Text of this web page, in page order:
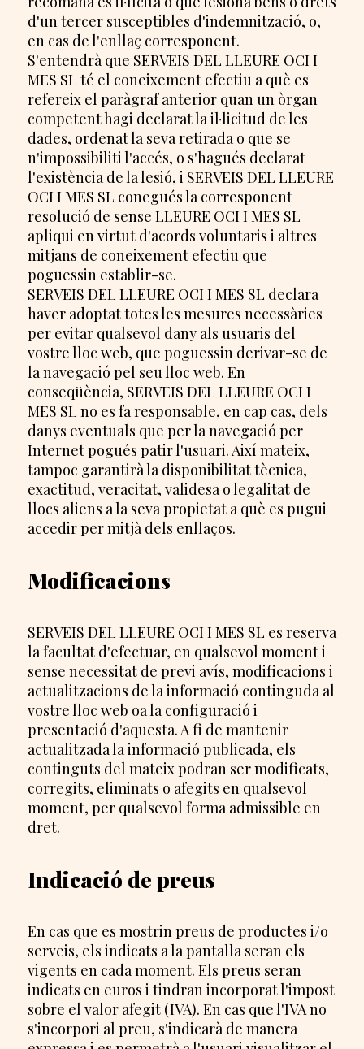
d'un tercer susceptibles d'indemnització, o,
en cas de l'enllaç corresponent.
S'entendrà que SERVEIS DEL LLEURE OCI I
MES SL té el coneixement efectiu a què es
refereix el paràgraf anterior quan un òrgan
competent hagi declarat la il·licitud de les
dades, ordenat la seva retirada o que se
n'impossibiliti l'accés, o s'hagués declarat
l'existència de la lesió, i SERVEIS DEL LLEURE
OCI I MES SL conegués la corresponent
resolució de sense LLEURE OCI I MES SL
apliqui en virtut d'acords voluntaris i altres
mitjans de coneixement efectiu que
poguessin establir-se.
SERVEIS DEL LLEURE OCI I MES SL declara
haver adoptat totes les mesures necessàries
per evitar qualsevol dany als usuaris del
vostre lloc web, que poguessin derivar-se de
la navegació pel seu lloc web. En
conseqüència, SERVEIS DEL LLEURE OCI I
MES SL no es fa responsable, en cap cas, dels
danys eventuals que per la navegació per
Internet pogués patir l'usuari. Així mateix,
tampoc garantirà la disponibilitat tècnica,
exactitud, veracitat, validesa o legalitat de
llocs aliens a la seva propietat a què es pugui
accedir per mitjà dels enllaços.
Modificacions
SERVEIS DEL LLEURE OCI I MES SL es reserva
la facultat d'efectuar, en qualsevol moment i
sense necessitat de previ avís, modificacions i
actualitzacions de la informació continguda al
vostre lloc web oa la configuració i
presentació d'aquesta. A fi de mantenir
actualitzada la informació publicada, els
continguts del mateix podran ser modificats,
corregits, eliminats o afegits en qualsevol
moment, per qualsevol forma admissible en
dret.
Indicació de preus
En cas que es mostrin preus de productes i/o
serveis, els indicats a la pantalla seran els
vigents en cada moment. Els preus seran
indicats en euros i tindran incorporat l'impost
sobre el valor afegit (IVA). En cas que l'IVA no
s'incorpori al preu, s'indicarà de manera